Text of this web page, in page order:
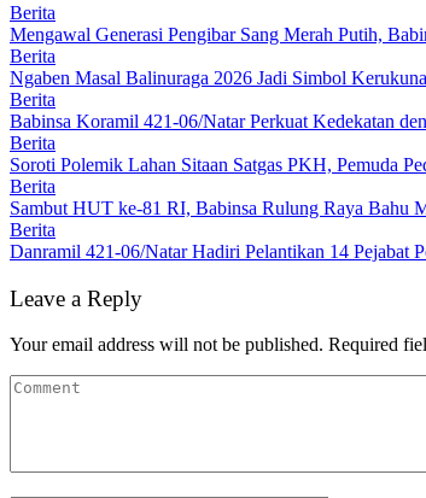
Berita
Mengawal Generasi Pengibar Sang Merah Putih,
Berita
Ngaben Masal Balinuraga 2026 Jadi Simbol
Berita
Babinsa Koramil 421-06/Natar Perkuat Kedekatan
Berita
Soroti Polemik Lahan Sitaan Satgas PKH, Pemuda
Berita
Sambut HUT ke-81 RI, Babinsa Rulung Raya Bahu
Berita
Danramil 421-06/Natar Hadiri Pelantikan 14 Pejabat
Leave a Reply
Your email address will not be published. Required